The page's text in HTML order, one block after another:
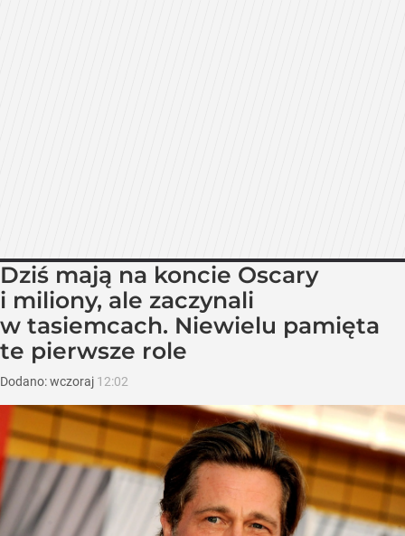
Dziś mają na koncie Oscary
i miliony, ale zaczynali
w tasiemcach. Niewielu pamięta
te pierwsze role
Dodano:wczoraj 12:02